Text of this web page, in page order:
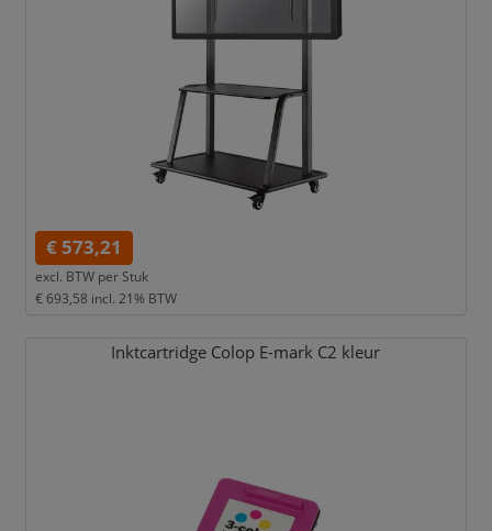
€ 573,21
excl. BTW per Stuk
€ 693,58 incl. 21% BTW
Inktcartridge Colop E-mark C2 kleur